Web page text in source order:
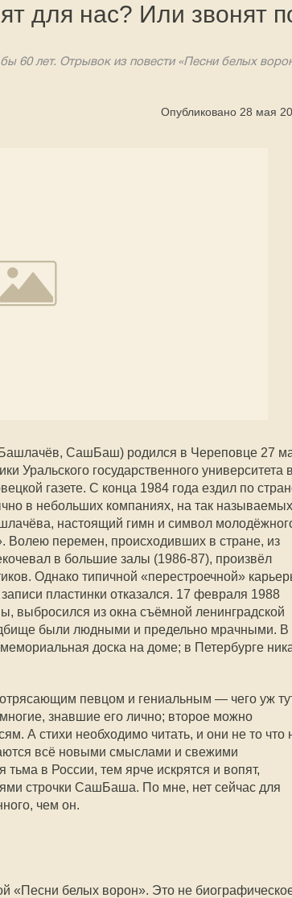
для нас? Или звонят
60 лет. Отрывок из повести «Песни белых
Опубликовано 28 мая
СашБаш) родился в Череповце 27
Уральского государственного университета в
газете. С конца 1984 года ездил по
в небольших компаниях, на так называемых
настоящий гимн и символ
Волею перемен, происходивших в стране, из
в большие залы (1986-87), произвёл
Однако типичной «перестроечной»
пластинки отказался. 17 февраля 1988
выбросился из окна съёмной ленинградской
были людными и предельно мрачными. В
доска на доме; в Петербурге
певцом и гениальным — чего уж
знавшие его лично; второе можно
А стихи необходимо читать, и они не то что
всё новыми смыслами и свежими
в России, тем ярче искрятся и вопят,
строчки СашБаша. По мне, нет сейчас для
чем он.
«Песни белых ворон». Это не